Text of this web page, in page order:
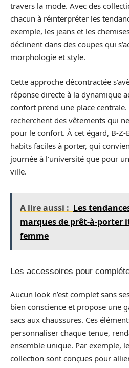
travers la mode. Avec des
chacun à réinterpréter les
exemple, les jeans et les
déclinent dans des coupes qui
morphologie et style.
Cette approche décontractée
réponse directe à la dynamique
confort prend une place centrale.
recherchent des vêtements qui
pour le confort. À cet égard, B-Z-
habits faciles à porter, qui
journée à l’université que pour
ville.
A lire aussi : Les
marques de prêt-à-porter
femme
Les accessoires pour
Aucun look n’est complet sans
bien conscience et propose une
sacs aux chaussures. Ces
personnaliser chaque tenue,
ensemble unique. Par exemple,
collection sont conçues pour